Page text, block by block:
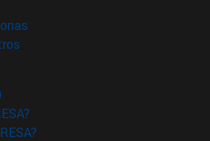
(abre en nueva ventana)
(abre en nueva ventana)